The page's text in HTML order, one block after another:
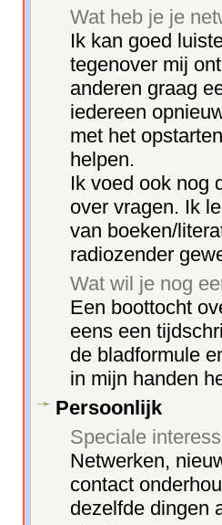
Wat heb je je
Ik kan goed
tegenover mij
anderen graag
iedereen
met het
helpen.
Ik voed ook nog
over vragen. Ik
van boeken/
radiozender
Wat wil je nog
Een boottocht
eens een
de bladformule
in mijn handen
Persoonlijk
Speciale
Netwerken,
contact
dezelfde dingen